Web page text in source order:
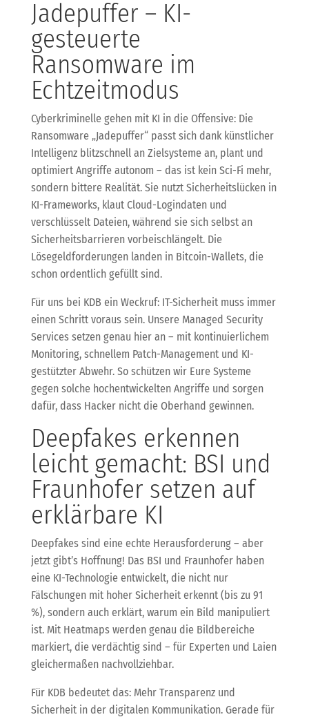
Jadepuffer – KI-
gesteuerte
Ransomware im
Echtzeitmodus
Cyberkriminelle gehen mit KI in die Offensive: Die
Ransomware „Jadepuffer“ passt sich dank künstlicher
Intelligenz blitzschnell an Zielsysteme an, plant und
optimiert Angriffe autonom – das ist kein Sci-Fi mehr,
sondern bittere Realität. Sie nutzt Sicherheitslücken in
KI-Frameworks, klaut Cloud-Logindaten und
verschlüsselt Dateien, während sie sich selbst an
Sicherheitsbarrieren vorbeischlängelt. Die
Lösegeldforderungen landen in Bitcoin-Wallets, die
schon ordentlich gefüllt sind.
Für uns bei KDB ein Weckruf: IT-Sicherheit muss immer
einen Schritt voraus sein. Unsere Managed Security
Services setzen genau hier an – mit kontinuierlichem
Monitoring, schnellem Patch-Management und KI-
gestützter Abwehr. So schützen wir Eure Systeme
gegen solche hochentwickelten Angriffe und sorgen
dafür, dass Hacker nicht die Oberhand gewinnen.
Deepfakes erkennen
leicht gemacht: BSI und
Fraunhofer setzen auf
erklärbare KI
Deepfakes sind eine echte Herausforderung – aber
jetzt gibt’s Hoffnung! Das BSI und Fraunhofer haben
eine KI-Technologie entwickelt, die nicht nur
Fälschungen mit hoher Sicherheit erkennt (bis zu 91
%), sondern auch erklärt, warum ein Bild manipuliert
ist. Mit Heatmaps werden genau die Bildbereiche
markiert, die verdächtig sind – für Experten und Laien
gleichermaßen nachvollziehbar.
Für KDB bedeutet das: Mehr Transparenz und
Sicherheit in der digitalen Kommunikation. Gerade für